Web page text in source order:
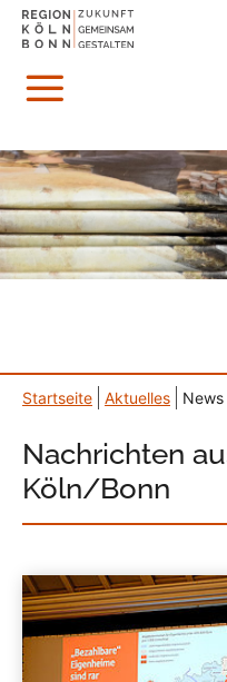
Menü
Startseite Aktuelles News
Nachrichten
Köln/Bonn